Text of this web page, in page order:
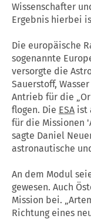
Wissenschafter
Ergebnis hierbei
Die europäische
sogenannte
versorgte die
Sauerstoff,
Antrieb für die
flogen. Die ESA ist
für die Missionen
sagte Daniel
astronautische
An dem Modul
gewesen. Auch
Mission bei.
Richtung eines